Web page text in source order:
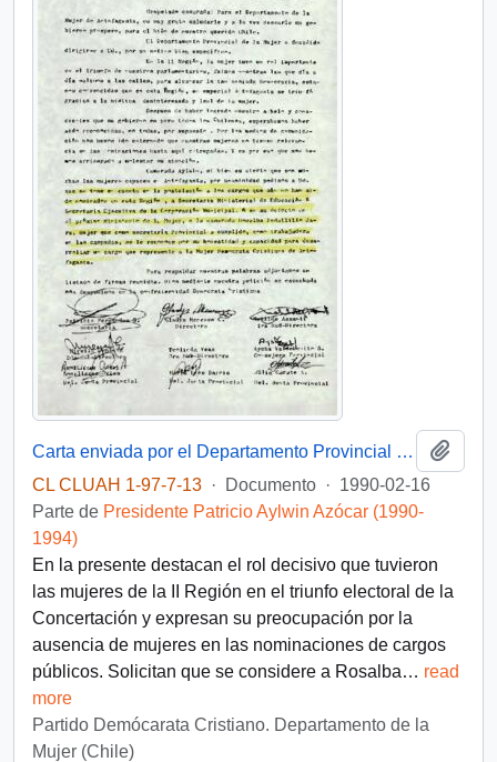
Carta enviada por el Departamento Provincial de la Mujer de Antofagasta dirigida al Presidente electo Patricio Aylwin
CL CLUAH 1-97-7-13 · Documento · 1990-02-16
Parte de Presidente Patricio Aylwin Azócar (1990-
1994)
En la presente destacan el rol decisivo que tuvieron
las mujeres de la II Región en el triunfo electoral de la
Concertación y expresan su preocupación por la
ausencia de mujeres en las nominaciones de cargos
públicos. Solicitan que se considere a Rosalba… read
more
Partido Demócarata Cristiano. Departamento de la
Mujer (Chile)